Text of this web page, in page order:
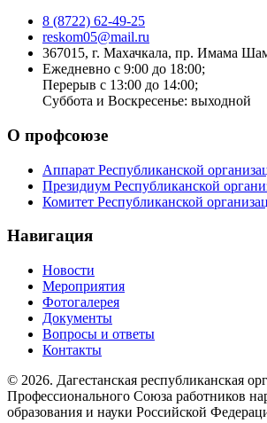
8 (8722) 62-49-25
reskom05@mail.ru
367015, г. Махачкала, пр. Имама
Ежедневно с 9:00 до 18:00;
Перерыв с 13:00 до 14:00;
Суббота и Воскресенье: выходной
О профсоюзе
Аппарат Республиканской
Президиум Республиканской
Комитет Республиканской
Навигация
Новости
Мероприятия
Фотогалерея
Документы
Вопросы и ответы
Контакты
© 2026. Дагестанская республиканская
Профессионального Союза работников
образования и науки Российской